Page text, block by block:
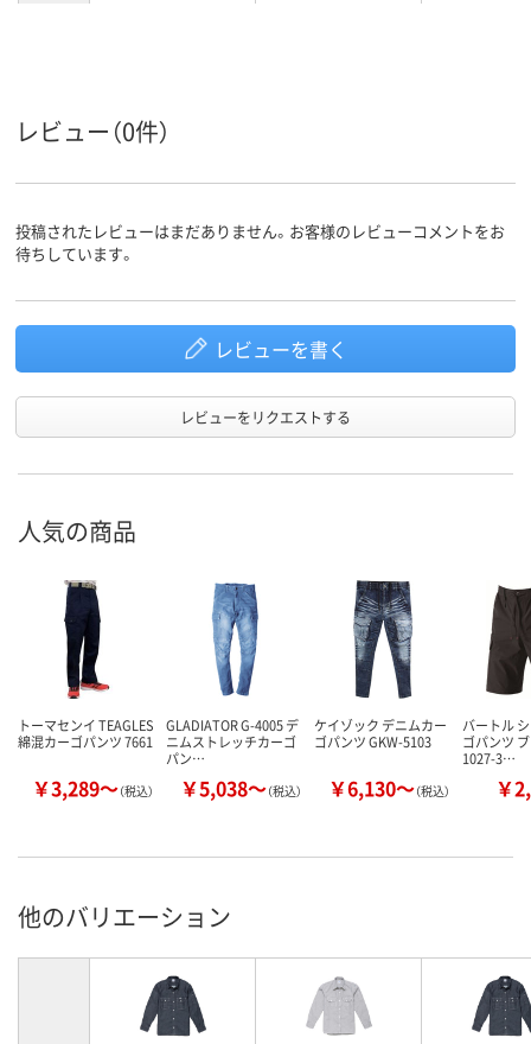
レビュー（0件）
投稿されたレビューはまだありません。お客様のレビューコメントをお
待ちしています。
レビューを書く
レビューをリクエストする
人気の商品
トーマセンイ TEAGLES
綿混カーゴパンツ 7661
￥3,289～（税込）
GLADIATOR G-4005 デ
ニムストレッチカーゴ
パン…
￥5,038～（税込）
ケイゾック デニムカー
ゴパンツ GKW-5103
￥6,130～（税込）
バートル
ゴパンツ
1027-3…
￥
他のバリエーション